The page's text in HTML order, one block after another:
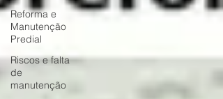
Reforma e
Manutenção
Predial
Riscos e falta
de
manutenção